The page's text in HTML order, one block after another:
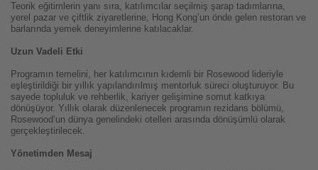
Teorik eğitimlerin yanı sıra, katılımcılar seçilmiş şarap tadımlarına,
yerel pazar ve çiftlik ziyaretlerine, Hong Kong’un önde gelen restoran ve
barlarında yemek deneyimlerine katılacaklar.
Uzun Vadeli Etki
Programın temelini, her katılımcının kıdemli bir Rosewood lideriyle
eşleştirildiği bir yıllık yapılandırılmış mentorluk süreci oluşturuyor. Bu
sayede topluluk ve rehberlik, kariyer gelişimine somut katkıya
dönüşüyor. Yıllık olarak düzenlenecek programın rezidans bölümü,
Rosewood’un dünya genelindeki otelleri arasında dönüşümlü olarak
gerçekleştirilecek.
Yönetimden Mesaj